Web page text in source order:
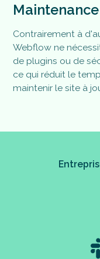
Contrairement à
Webflow ne
de plugins ou de
ce qui réduit le
maintenir le site à